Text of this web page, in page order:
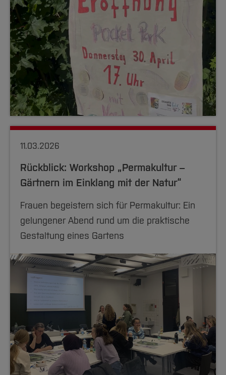
11.03.2026
Rückblick: Workshop „Permakultur –
Gärtnern im Einklang mit der Natur“
Frauen begeistern sich für Permakultur: Ein
gelungener Abend rund um die praktische
Gestaltung eines Gartens